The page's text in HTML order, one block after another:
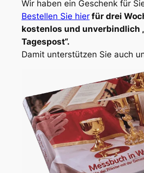
Wir haben ein Geschenk für
Bestellen Sie hier für drei
kostenlos und unverbindlich
Tagespost“.
Damit unterstützen Sie auch